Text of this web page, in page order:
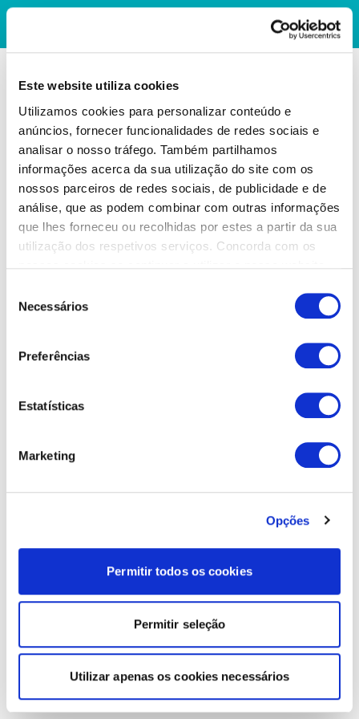
Este website utiliza cookies
Utilizamos cookies para personalizar conteúdo e
anúncios, fornecer funcionalidades de redes sociais e
analisar o nosso tráfego. Também partilhamos
informações acerca da sua utilização do site com os
nossos parceiros de redes sociais, de publicidade e de
análise, que as podem combinar com outras informações
que lhes forneceu ou recolhidas por estes a partir da sua
utilização dos respetivos serviços. Concorda com os
Necessários
Preferências
Estatísticas
Marketing
Opções
Permitir todos os cookies
Permitir seleção
Utilizar apenas os cookies necessários